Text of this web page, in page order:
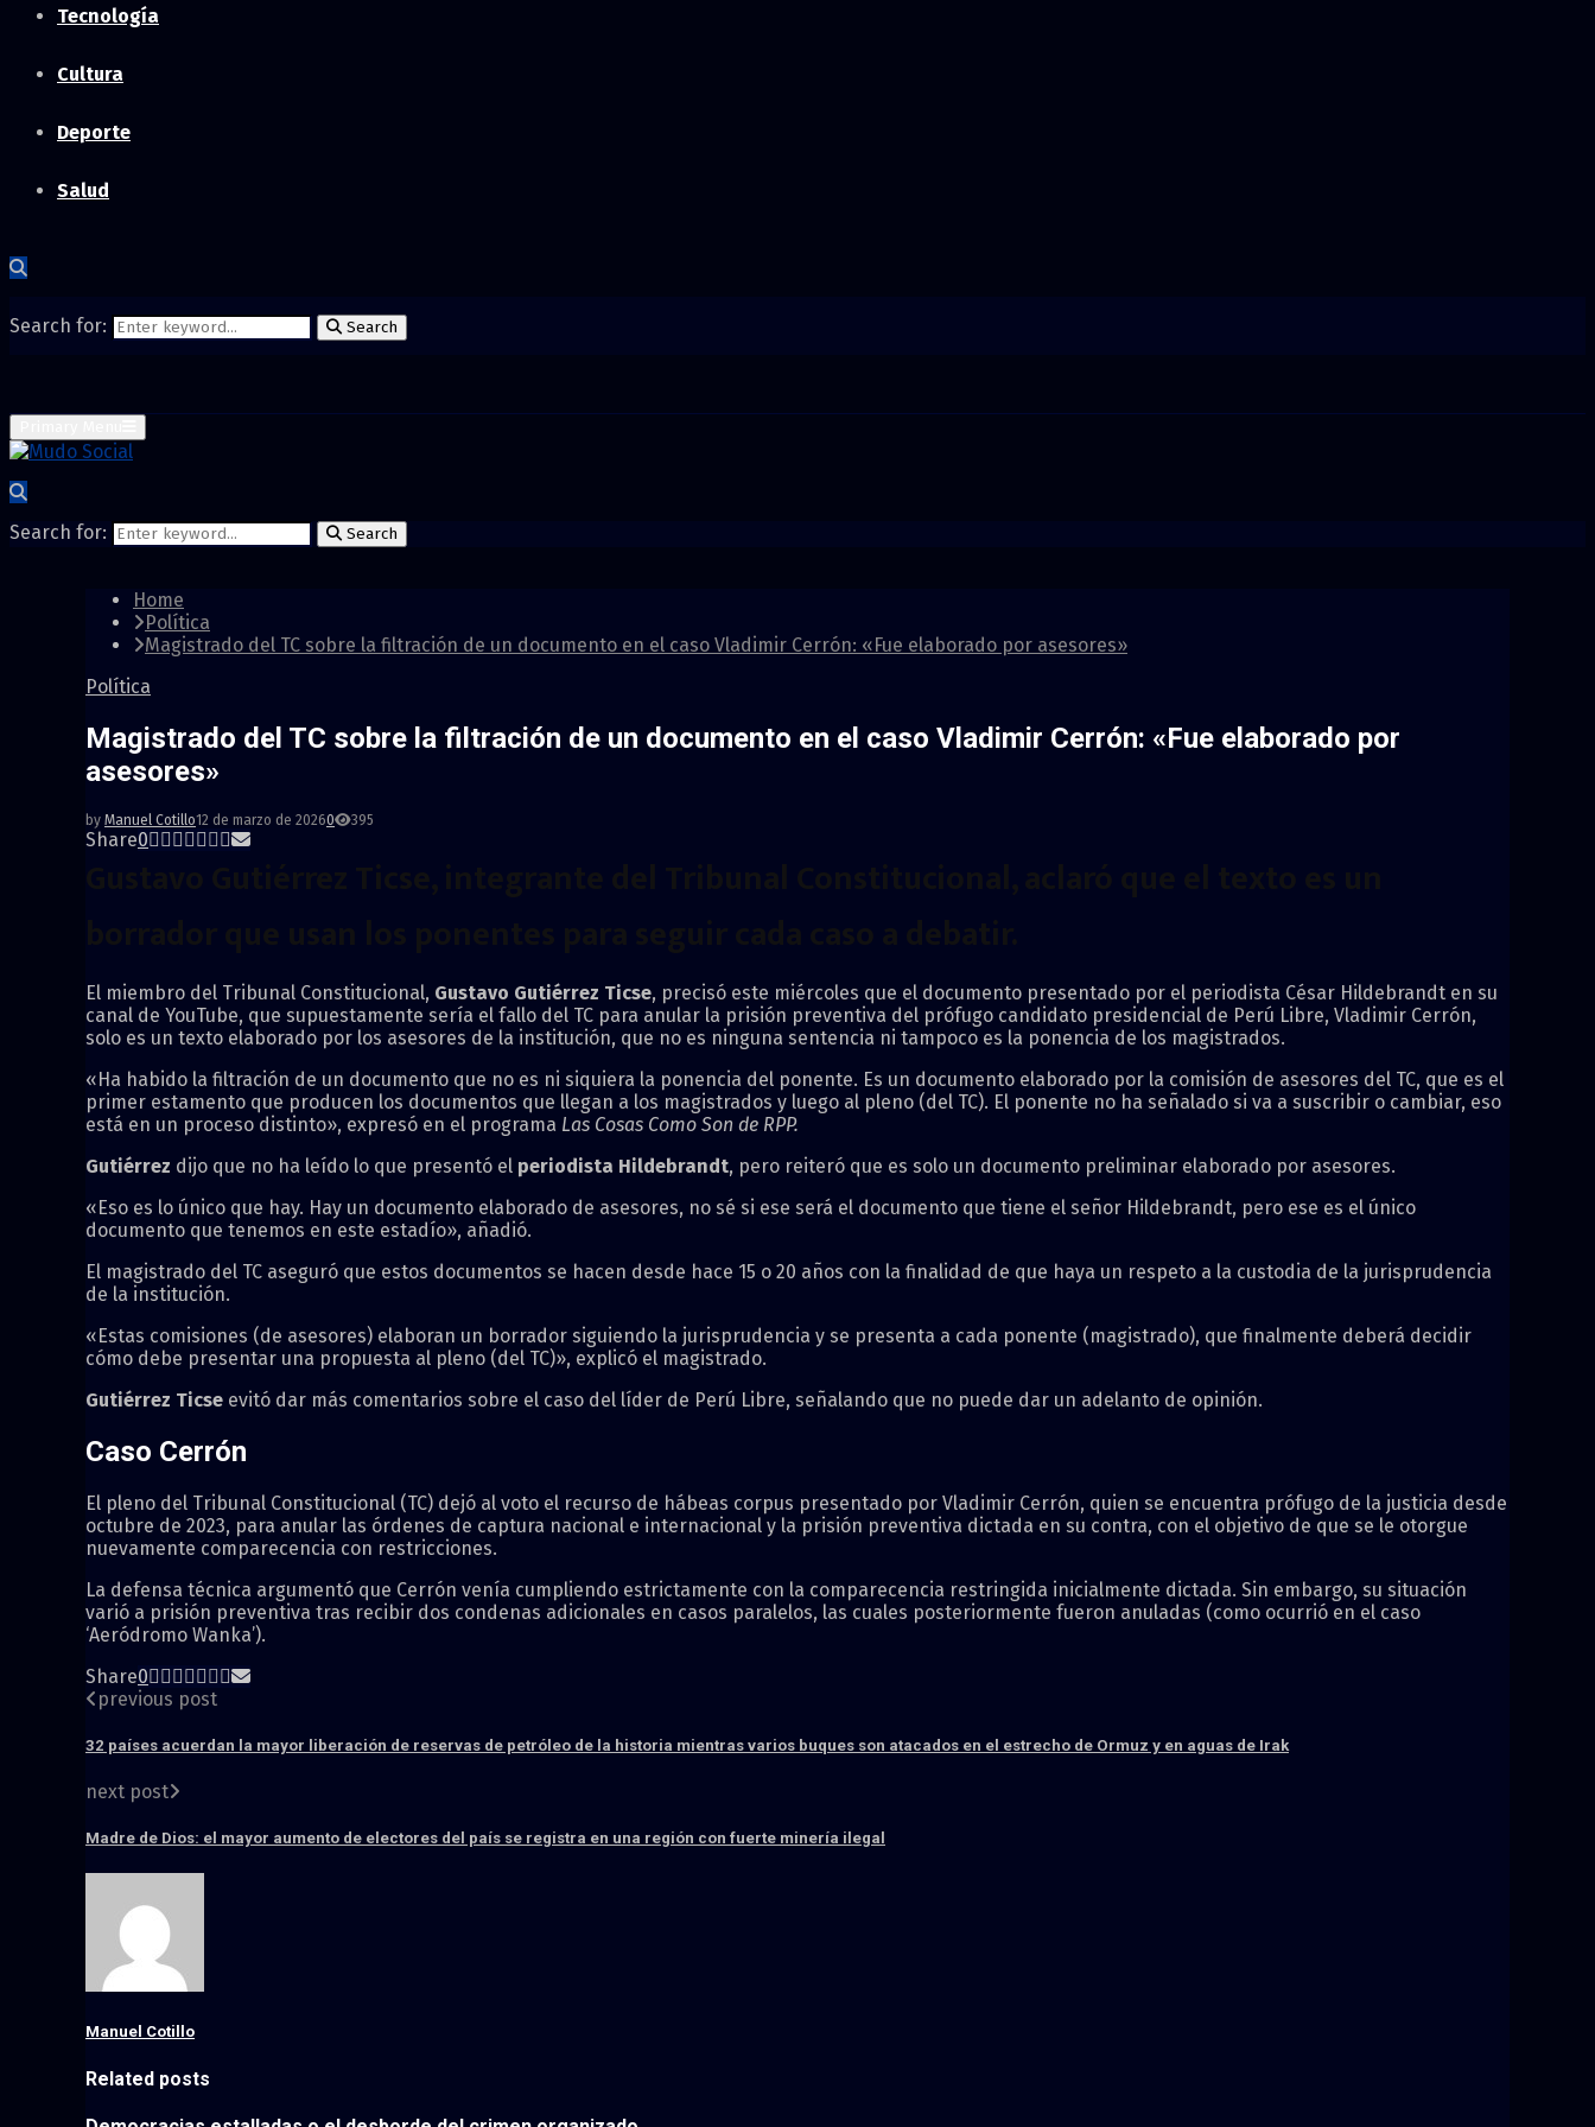
Tecnología
Cultura
Deporte
Salud
Search for: Search
Search for: Search
Home
Política
Magistrado del TC sobre la filtración de un documento en el caso Vladimir Cerrón: «Fue elaborado por asesores»
Política
Magistrado del TC sobre la filtración de un documento en el caso Vladimir Cerrón: «Fue elaborado por
asesores»
by Manuel Cotillo12 de marzo de 20260 395
Share0
El miembro del Tribunal Constitucional, Gustavo Gutiérrez Ticse, precisó este miércoles que el documento presentado por el periodista César Hildebrandt en su
canal de YouTube, que supuestamente sería el fallo del TC para anular la prisión preventiva del prófugo candidato presidencial de Perú Libre, Vladimir Cerrón,
solo es un texto elaborado por los asesores de la institución, que no es ninguna sentencia ni tampoco es la ponencia de los magistrados.
«Ha habido la filtración de un documento que no es ni siquiera la ponencia del ponente. Es un documento elaborado por la comisión de asesores del TC, que es el
primer estamento que producen los documentos que llegan a los magistrados y luego al pleno (del TC). El ponente no ha señalado si va a suscribir o cambiar, eso
está en un proceso distinto», expresó en el programa Las Cosas Como Son de RPP.
Gutiérrez dijo que no ha leído lo que presentó el periodista Hildebrandt, pero reiteró que es solo un documento preliminar elaborado por asesores.
«Eso es lo único que hay. Hay un documento elaborado de asesores, no sé si ese será el documento que tiene el señor Hildebrandt, pero ese es el único
documento que tenemos en este estadío», añadió.
El magistrado del TC aseguró que estos documentos se hacen desde hace 15 o 20 años con la finalidad de que haya un respeto a la custodia de la jurisprudencia
de la institución.
«Estas comisiones (de asesores) elaboran un borrador siguiendo la jurisprudencia y se presenta a cada ponente (magistrado), que finalmente deberá decidir
cómo debe presentar una propuesta al pleno (del TC)», explicó el magistrado.
Gutiérrez Ticse evitó dar más comentarios sobre el caso del líder de Perú Libre, señalando que no puede dar un adelanto de opinión.
Caso Cerrón
El pleno del Tribunal Constitucional (TC) dejó al voto el recurso de hábeas corpus presentado por Vladimir Cerrón, quien se encuentra prófugo de la justicia desde
octubre de 2023, para anular las órdenes de captura nacional e internacional y la prisión preventiva dictada en su contra, con el objetivo de que se le otorgue
nuevamente comparecencia con restricciones.
La defensa técnica argumentó que Cerrón venía cumpliendo estrictamente con la comparecencia restringida inicialmente dictada. Sin embargo, su situación
varió a prisión preventiva tras recibir dos condenas adicionales en casos paralelos, las cuales posteriormente fueron anuladas (como ocurrió en el caso
‘Aeródromo Wanka’).
Share0
previous post
32 países acuerdan la mayor liberación de reservas de petróleo de la historia mientras varios buques son atacados en el estrecho de Ormuz y en aguas de Irak
next post
Madre de Dios: el mayor aumento de electores del país se registra en una región con fuerte minería ilegal
Manuel Cotillo
Related posts